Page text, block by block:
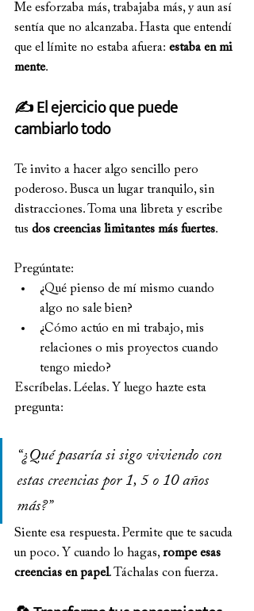
Me esforzaba más, trabajaba más, y aun así
sentía que no alcanzaba. Hasta que entendí
que el límite no estaba afuera: estaba en mi
mente.
✍️ El ejercicio que puede
cambiarlo todo
Te invito a hacer algo sencillo pero
poderoso. Busca un lugar tranquilo, sin
distracciones. Toma una libreta y escribe
tus dos creencias limitantes más fuertes.
Pregúntate:
¿Qué pienso de mí mismo cuando
algo no sale bien?
¿Cómo actúo en mi trabajo, mis
relaciones o mis proyectos cuando
tengo miedo?
Escríbelas. Léelas. Y luego hazte esta
pregunta:
“¿Qué pasaría si sigo viviendo con
estas creencias por 1, 5 o 10 años
más?”
Siente esa respuesta. Permite que te sacuda
un poco. Y cuando lo hagas, rompe esas
creencias en papel. Táchalas con fuerza.